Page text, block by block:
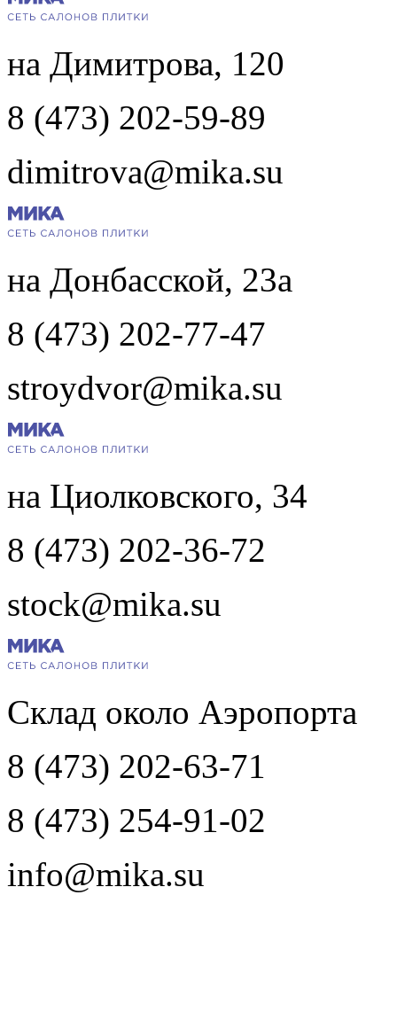
на Димитрова, 120
8 (473) 202-59-89
dimitrova@mika.su
на Донбасской, 23а
8 (473) 202-77-47
stroydvor@mika.su
на Циолковского, 34
8 (473) 202-36-72
stock@mika.su
Склад около Аэропорта
8 (473) 202-63-71
8 (473) 254-91-02
info@mika.su